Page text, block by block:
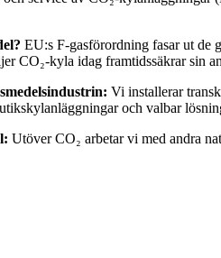
EU:s F-gasförordning fasar ut de
CO₂-kyla idag framtidssäkrar sin
Vi installerar
och valbar
Utöver CO₂ arbetar vi med andra